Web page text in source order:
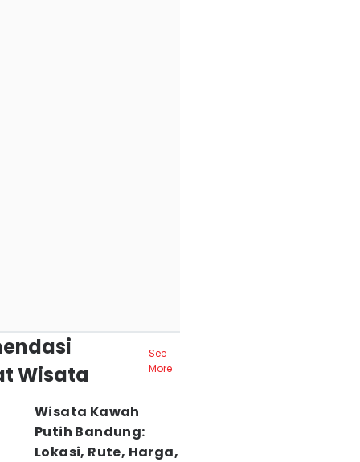
Wisata
See
More
Wisata Kawah
Putih Bandung:
Lokasi, Rute, Harga,